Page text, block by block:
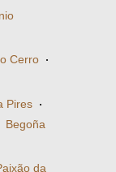
Cerro ·
Pires ·
Begoña
da